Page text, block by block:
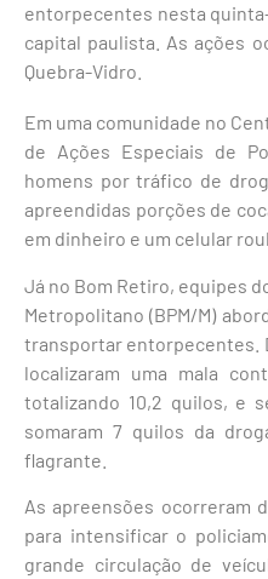
entorpecentes nesta
capital paulista. As ações
Quebra-Vidro.
Em uma comunidade no
de Ações Especiais de
homens por tráfico de
apreendidas porções de
em dinheiro e um celular
Já no Bom Retiro, equipes
Metropolitano (BPM/M)
transportar entorpecentes.
localizaram uma mala
totalizando 10,2 quilos, e
somaram 7 quilos da
flagrante.
As apreensões ocorreram
para intensificar o
grande circulação de